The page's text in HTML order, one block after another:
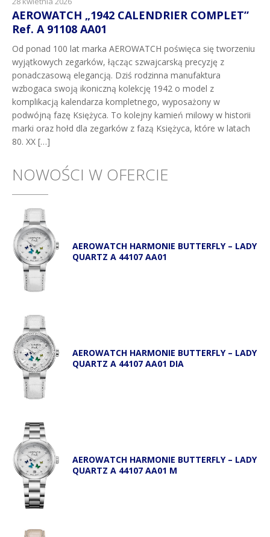
AEROWATCH „1942 CALENDRIER COMPLET”
Ref. A 91108 AA01
Od ponad 100 lat marka AEROWATCH poświęca się tworzeniu
wyjątkowych zegarków, łącząc szwajcarską precyzję z
ponadczasową elegancją. Dziś rodzinna manufaktura
wzbogaca swoją ikoniczną kolekcję 1942 o model z
komplikacją kalendarza kompletnego, wyposażony w
podwójną fazę Księżyca. To kolejny kamień milowy w historii
marki oraz hołd dla zegarków z fazą Księżyca, które w latach
80. XX […]
NOWOŚCI W OFERCIE
AEROWATCH HARMONIE BUTTERFLY – LADY
QUARTZ A 44107 AA01
AEROWATCH HARMONIE BUTTERFLY – LADY
QUARTZ A 44107 AA01 DIA
AEROWATCH HARMONIE BUTTERFLY – LADY
QUARTZ A 44107 AA01 M